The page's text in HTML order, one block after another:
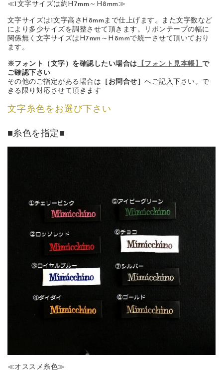
≪1文字サイズは約H7mm～H8mm≫
文字サイズは1文字高さH8mmまで仕上げます。また文字数など
により多少サイズを調整させて頂きます。リボンテープの幅に
関係無く文字サイズはH7mm～H8mmで統一させて頂いており
ます。
※フォント（文字）を確認したい場合は 【フォント見本帳】で
ご確認下さい
その他のご指定がある場合は ［お問合せ］へご記入下さい。で
きる限り対応させて頂きます
文字糸色をお選び下さい
■糸色を指定■
≪オススメ糸色≫